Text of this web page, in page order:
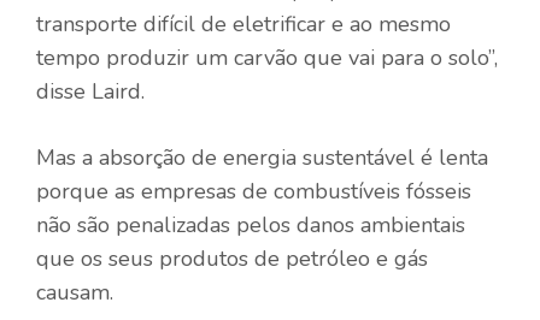
transporte difícil de eletrificar e ao mesmo
tempo produzir um carvão que vai para o solo”,
disse Laird.
Mas a absorção de energia sustentável é lenta
porque as empresas de combustíveis fósseis
não são penalizadas pelos danos ambientais
que os seus produtos de petróleo e gás
causam.